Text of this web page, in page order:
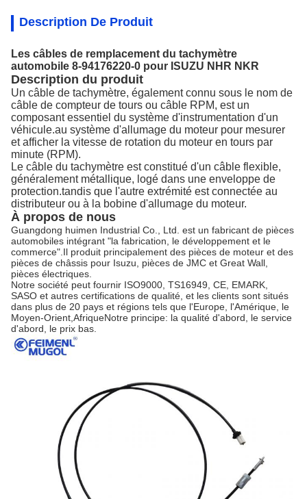
Description De Produit
Les câbles de remplacement du tachymètre
automobile 8-94176220-0 pour ISUZU NHR NKR
Description du produit
Un câble de tachymètre, également connu sous le nom de
câble de compteur de tours ou câble RPM, est un
composant essentiel du système d'instrumentation d'un
véhicule.au système d'allumage du moteur pour mesurer
et afficher la vitesse de rotation du moteur en tours par
minute (RPM).
Le câble du tachymètre est constitué d'un câble flexible,
généralement métallique, logé dans une enveloppe de
protection.tandis que l'autre extrémité est connectée au
distributeur ou à la bobine d'allumage du moteur.
À propos de nous
Guangdong huimen Industrial Co., Ltd. est un fabricant de pièces
automobiles intégrant "la fabrication, le développement et le
commerce".Il produit principalement des pièces de moteur et des
pièces de châssis pour Isuzu, pièces de JMC et Great Wall,
pièces électriques.
Notre société peut fournir ISO9000, TS16949, CE, EMARK,
SASO et autres certifications de qualité, et les clients sont situés
dans plus de 20 pays et régions tels que l'Europe, l'Amérique, le
Moyen-Orient,AfriqueNotre principe: la qualité d'abord, le service
d'abord, le prix bas.